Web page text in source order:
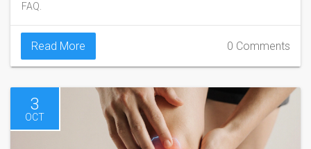
FAQ.
Read More 0 Comments
3
OCT